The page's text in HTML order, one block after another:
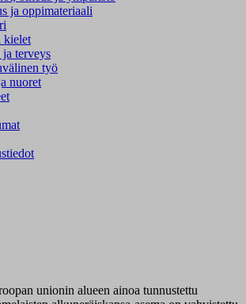
ja oppimateriaali
kielet
ja terveys
työ
nuoret
unionin alueen ainoa tunnustettu